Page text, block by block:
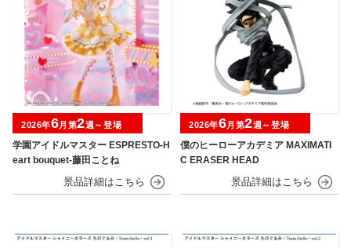
学園アイドルマスター ESPRESTO-H
eart bouquet-藤田ことね
2026年6月第2週～登場
僕のヒーローアカデミア MAXIMATI
C ERASER HEAD
2026年6月第2週～登場